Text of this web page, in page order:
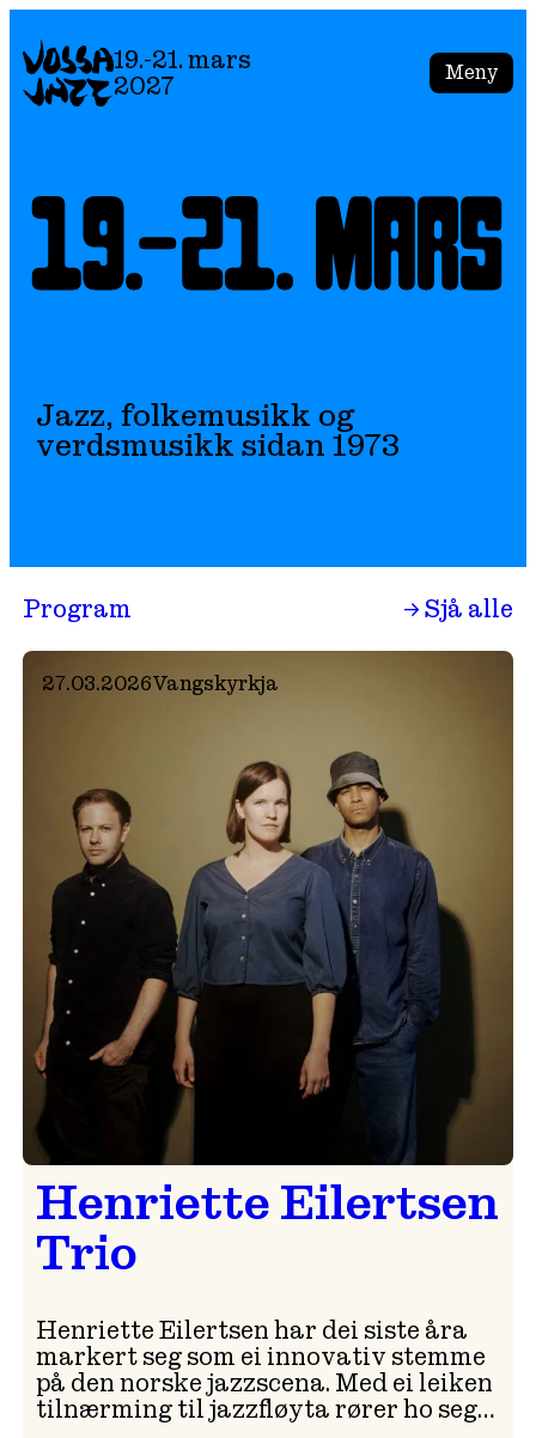
to
content
19.-21. mars
2027
Meny
Jazz, folkemusikk og
verdsmusikk sidan 1973
Program → Sjå alle
27.03.2026Vangskyrkja
Henriette Eilertsen
Trio
Henriette Eilertsen har dei siste åra
markert seg som ei innovativ stemme
på den norske jazzscena. Med ei leiken
tilnærming til jazzfløyta rører ho seg…